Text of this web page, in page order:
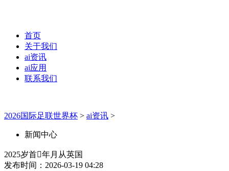
首页
关于我们
ai资讯
ai应用
联系我们
2026国际足联世界杯 > ai资讯 >
新闻中心
2025岁首年月从英国
发布时间：2026-03-19 04:28